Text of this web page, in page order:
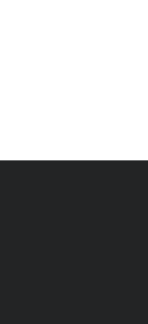
до 17:00; вс с 07:00